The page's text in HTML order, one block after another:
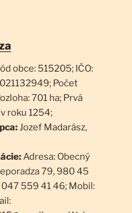
obce: 515205; IČO:
Počet
701 ha; Prvá
roku 1254;
Jozef Madarász,
Adresa: Obecný
79, 980 45
559 41 46; Mobil: